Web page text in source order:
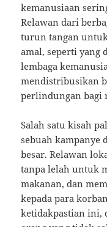
kemanusiaan
Relawan dari
turun tangan
amal, seperti yang
lembaga
mendistribusikan
perlindungan bagi
Salah satu kisah
sebuah kampanye
besar. Relawan
tanpa lelah untuk
makanan, dan
kepada para
ketidakpastian ini,